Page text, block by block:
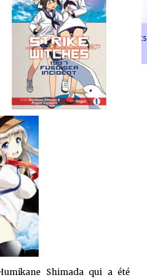
je réalise un bénéfice sur les achats
vous achetez sur Amazon.fr
Shimada qui a été